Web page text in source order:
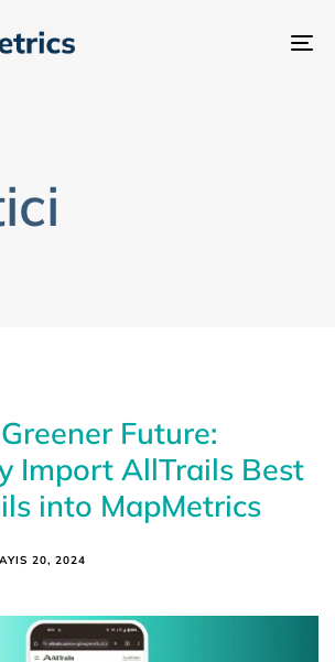
Future:
Import AllTrails Best
into MapMetrics
20, 2024